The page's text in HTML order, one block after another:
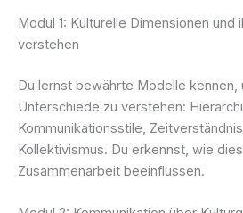
Modul 1: Kulturelle Dimensionen und
verstehen
Du lernst bewährte Modelle kennen,
Unterschiede zu verstehen:
Kommunikationsstile,
Kollektivismus. Du erkennst, wie
Zusammenarbeit beeinflussen.